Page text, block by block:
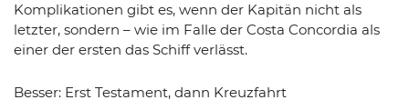
Komplikationen gibt es, wenn der Kapitän nicht als
letzter, sondern – wie im Falle der Costa Concordia als
einer der ersten das Schiff verlässt.
Besser: Erst Testament, dann Kreuzfahrt